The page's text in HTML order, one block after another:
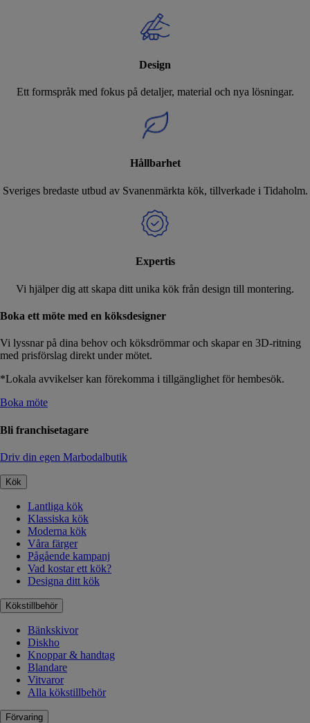
Design
Ett formspråk med fokus på detaljer, material och nya lösningar.
Hållbarhet
Sveriges bredaste utbud av Svanenmärkta kök, tillverkade i Tidaholm.
Expertis
Vi hjälper dig att skapa ditt unika kök från design till montering.
Boka ett möte med en köksdesigner
Vi lyssnar på dina behov och köksdrömmar och skapar en 3D-ritning
med prisförslag direkt under mötet.
*Lokala avvikelser kan förekomma i tillgänglighet för hembesök.
Boka möte
Bli franchisetagare
Driv din egen Marbodalbutik
Kök
Lantliga kök
Klassiska kök
Moderna kök
Våra färger
Pågående kampanj
Vad kostar ett kök?
Designa ditt kök
Kökstillbehör
Bänkskivor
Diskho
Knoppar & handtag
Blandare
Vitvaror
Alla kökstillbehör
Förvaring